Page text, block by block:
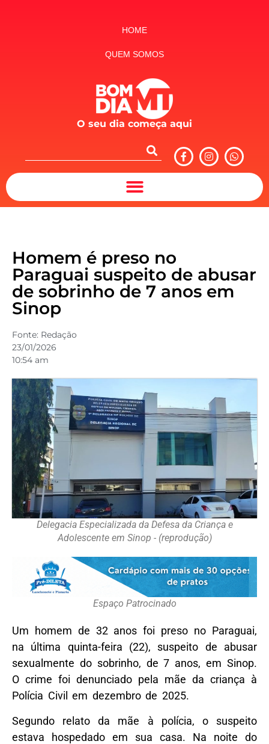
HOME
QUEM SOMOS
O seu dia começa aqui
Homem é preso no
Paraguai suspeito de abusar
de sobrinho de 7 anos em
Sinop
Fonte: Redação
23/01/2026
10:54 am
Delegacia Especializada da Defesa da Criança e
Adolescente em Sinop - (reprodução)
Espaço Patrocinado
Um homem de 32 anos foi preso no Paraguai,
na última quinta-feira (22), suspeito de abusar
sexualmente do sobrinho, de 7 anos, em Sinop.
O crime foi denunciado pela mãe da criança à
Polícia Civil em dezembro de 2025.
Segundo relato da mãe à polícia, o suspeito
estava hospedado em sua casa. Na noite do